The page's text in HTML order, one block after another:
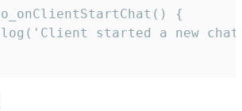
{
started a new